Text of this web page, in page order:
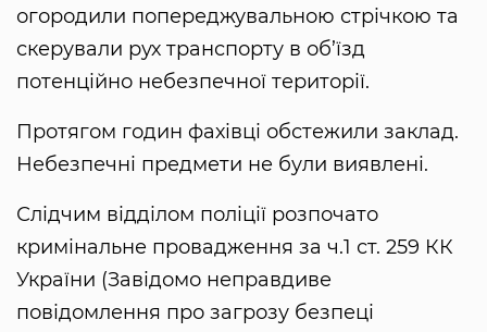
огородили попереджувальною стрічкою та
скерували рух транспорту в об’їзд
потенційно небезпечної території.
Протягом годин фахівці обстежили заклад.
Небезпечні предмети не були виявлені.
Слідчим відділом поліції розпочато
кримінальне провадження за ч.1 ст. 259 КК
України (Завідомо неправдиве
повідомлення про загрозу безпеці